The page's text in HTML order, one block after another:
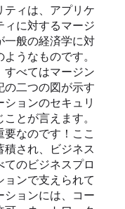
ティは、アプリケ
ィに対するマージ
一般の経済学に対
うなものです。
すべてはマージン
の二つの図が示す
ョンのセキュリ
とが言えます。
なのです！ここ
積され、ビジネス
のビジネスプロ
ョンで支えられて
ションには、コー